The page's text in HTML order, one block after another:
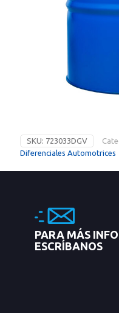
SKU: 723033DGV
Diferenciales Automotrices
PARA MÁS
ESCRÍBANOS